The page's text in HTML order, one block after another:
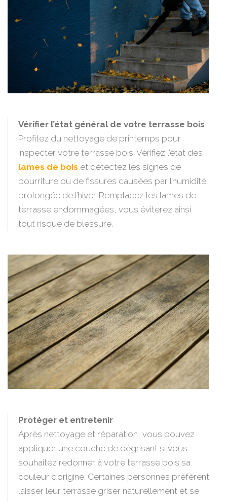
Vérifier l’état général de votre terrasse bois
Profitez du nettoyage de printemps pour
inspecter votre terrasse bois. Vérifiez l’état des
lames de bois et détectez les signes de
pourriture ou de fissures causées par l’humidité
prolongée de l’hiver. Remplacez les lames de
terrasse endommagées, vous éviterez ainsi
tout risque de blessure.
Protéger et entretenir
Après nettoyage et réparation, vous pouvez
appliquer une couche de dégrisant si vous
souhaitez redonner à votre terrasse bois sa
couleur d’origine. Certaines personnes préfèrent
laisser leur terrasse griser naturellement et se